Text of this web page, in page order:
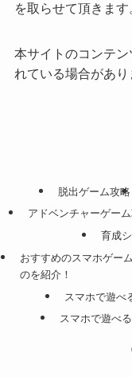
を取らせて頂きます
本サイトのコンテ
れている場合があり
脱出ゲーム攻略
アドベンチャーゲー
育成
おすすめのスマホゲー
のを紹介！
スマホで遊べ
スマホで遊べ